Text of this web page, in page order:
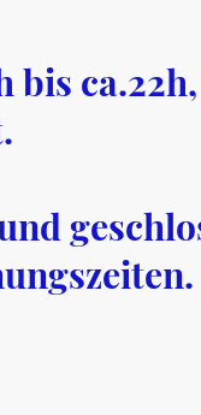
bis